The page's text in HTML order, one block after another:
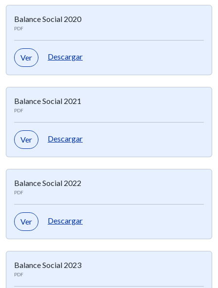
Balance Social 2020
PDF
Ver Descargar
Balance Social 2021
PDF
Ver Descargar
Balance Social 2022
PDF
Ver Descargar
Balance Social 2023
PDF